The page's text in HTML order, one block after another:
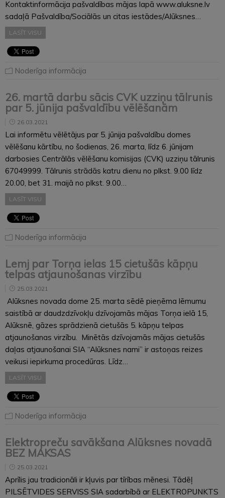
Kontaktinformācija pašvaldības mājas lapā www.aluksne.lv
sadaļā Pašvaldība/Sociālās un citas iestādes/Alūksnes…
LASĪT VISU
Noderīga informācija
26. martā darbu sācis CVK uzziņu tālrunis
par 5. jūnija pašvaldību vēlēšanām
26.03.2021
Lai informētu vēlētājus par 5. jūnija pašvaldību domes
vēlēšanu kārtību, no šodienas, 26. marta, līdz 6. jūnijam
darbosies Centrālās vēlēšanu komisijas (CVK) uzziņu tālrunis
67049999. Tālrunis strādās katru dienu no plkst. 9.00 līdz
20.00, bet 31. maijā no plkst. 9.00…
LASĪT VISU
Noderīga informācija
Lemj par Torņa ielas 15 cietušās kāpņu
telpas atjaunošanas virzību
25.03.2021
Alūksnes novada dome 25. marta sēdē pieņēma lēmumu
saistībā ar daudzdzīvokļu dzīvojamās mājas Torņa ielā 15,
Alūksnē, gāzes sprādzienā cietušās 5. kāpņu telpas
atjaunošanas virzību. Minētās dzīvojamās mājas cietušās
daļas atjaunošanai SIA “Alūksnes nami” ir astoņas reizes
veikusi iepirkuma procedūras. Līdz…
LASĪT VISU
Noderīga informācija
Elektropreču savākšana Alūksnes novadā
BEZ MAKSAS
25.03.2021
Aprīlis jau tradicionāli ir kļuvis par tīrības mēnesi. Tādēļ
PILSĒTVIDES SERVISS SIA sadarbībā ar ELEKTROPUNKTS